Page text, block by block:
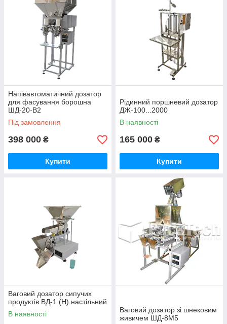
Напівавтоматичний дозатор
для фасування борошна
ШД-20-В2
Під замовлення
398 000 ₴
Купити
Рідинний поршневий дозатор
ДЖ-100...2000
В наявності
165 000 ₴
Купити
Ваговий дозатор сипучих
продуктів ВД-1 (Н) настільний
В наявності
Ваговий дозатор зі шнековим
живичем ШД-8М5